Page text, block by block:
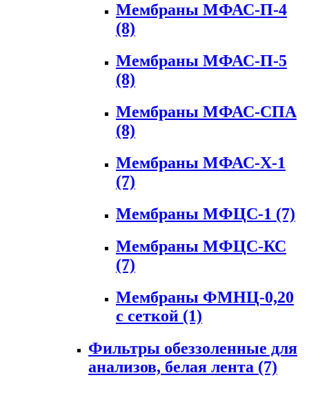
Мембраны МФАС-П-4
(8)
Мембраны МФАС-П-5
(8)
Мембраны МФАС-СПА
(8)
Мембраны МФАС-Х-1
(7)
Мембраны МФЦС-1 (7)
Мембраны МФЦС-КС
(7)
Мембраны ФМНЦ-0,20
с сеткой (1)
Фильтры обеззоленные для
анализов, белая лента (7)